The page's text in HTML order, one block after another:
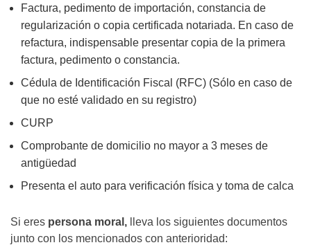
Factura, pedimento de importación, constancia de
regularización o copia certificada notariada. En caso de
refactura, indispensable presentar copia de la primera
factura, pedimento o constancia.
Cédula de Identificación Fiscal (RFC) (Sólo en caso de
que no esté validado en su registro)
CURP
Comprobante de domicilio no mayor a 3 meses de
antigüedad
Presenta el auto para verificación física y toma de calca
Si eres persona moral, lleva los siguientes documentos
junto con los mencionados con anterioridad: